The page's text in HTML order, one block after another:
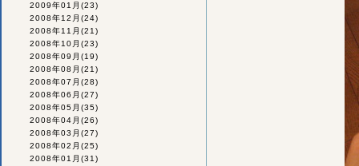
2009年01月 (23)
2008年12月 (24)
2008年11月 (21)
2008年10月 (23)
2008年09月 (19)
2008年08月 (21)
2008年07月 (28)
2008年06月 (27)
2008年05月 (35)
2008年04月 (26)
2008年03月 (27)
2008年02月 (25)
2008年01月 (31)